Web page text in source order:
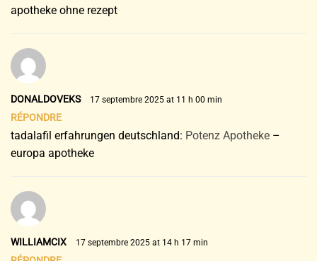
apotheke ohne rezept
DONALDOVEKS 17 septembre 2025 at 11 h 00 min
RÉPONDRE
tadalafil erfahrungen deutschland: Potenz Apotheke –
europa apotheke
WILLIAMCIX 17 septembre 2025 at 14 h 17 min